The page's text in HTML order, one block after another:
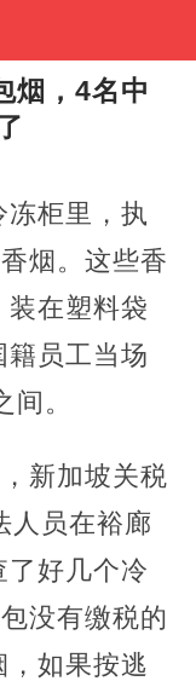
烟，4名中
冻柜里，执
烟。这些香
在塑料袋
籍员工当场
。
新加坡关税
人员在裕廊
了好几个冷
没有缴税的
如果按逃